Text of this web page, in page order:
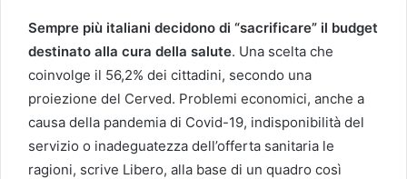
Sempre più italiani decidono di “sacrificare” il budget
destinato alla cura della salute. Una scelta che
coinvolge il 56,2% dei cittadini, secondo una
proiezione del Cerved. Problemi economici, anche a
causa della pandemia di Covid-19, indisponibilità del
servizio o inadeguatezza dell’offerta sanitaria le
ragioni, scrive Libero, alla base di un quadro così